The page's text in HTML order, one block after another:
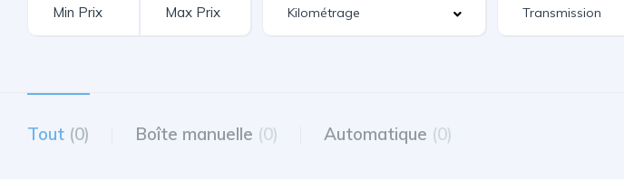
Tout (0) Boîte manuelle (0) Automatique (0)